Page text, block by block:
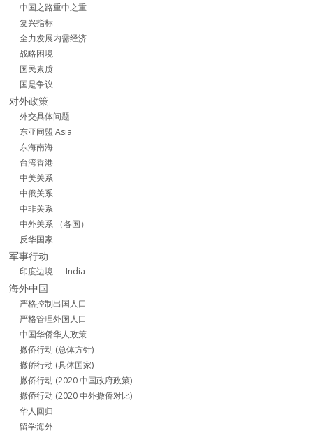
中国之路重中之重
复兴指标
全力发展内需经济
战略困境
国民素质
国是争议
对外政策
外交具体问题
东亚同盟 Asia
东海南海
台湾香港
中美关系
中俄关系
中非关系
中外关系 （各国）
反华国家
军事行动
印度边境 — India
海外中国
严格控制出国人口
严格管理外国人口
中国华侨华人政策
撤侨行动 (总体方针)
撤侨行动 (具体国家)
撤侨行动 (2020 中国政府政策)
撤侨行动 (2020 中外撤侨对比)
华人回归
留学海外